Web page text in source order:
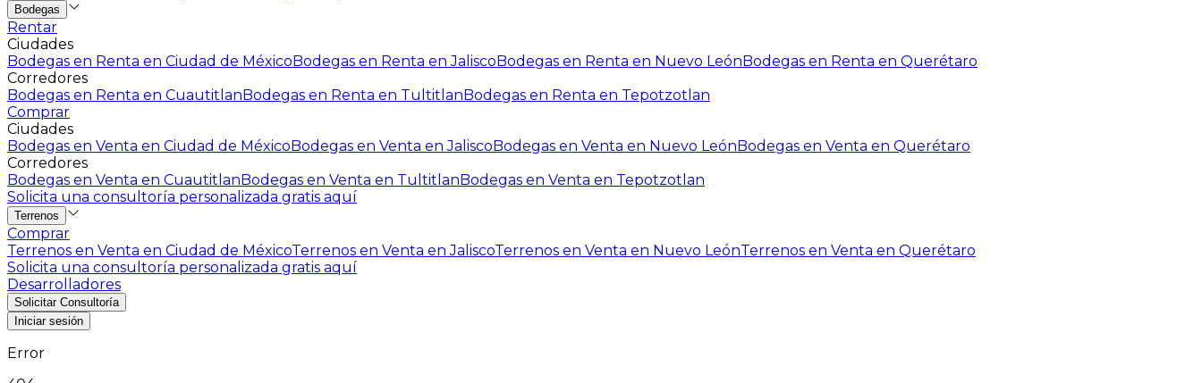
Bodegas
Rentar
Ciudades
Bodegas en Renta en Ciudad de MéxicoBodegas en Renta en JaliscoBodegas en Renta en Nuevo LeónBodegas en Renta en Querétaro
Corredores
Bodegas en Renta en CuautitlanBodegas en Renta en TultitlanBodegas en Renta en Tepotzotlan
Comprar
Ciudades
Bodegas en Venta en Ciudad de MéxicoBodegas en Venta en JaliscoBodegas en Venta en Nuevo LeónBodegas en Venta en Querétaro
Corredores
Bodegas en Venta en CuautitlanBodegas en Venta en TultitlanBodegas en Venta en Tepotzotlan
Solicita una consultoría personalizada gratis aquí
Terrenos
Comprar
Terrenos en Venta en Ciudad de MéxicoTerrenos en Venta en JaliscoTerrenos en Venta en Nuevo LeónTerrenos en Venta en Querétaro
Solicita una consultoría personalizada gratis aquí
Desarrolladores
Solicitar Consultoría
Iniciar sesión
Error